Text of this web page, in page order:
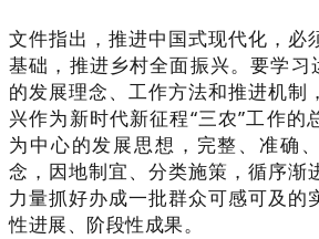
文件指出，推进中国式现代化，必
基础，推进乡村全面振兴。要学习
的发展理念、工作方法和推进机制
兴作为新时代新征程“三农”工作的
为中心的发展思想，完整、准确
念，因地制宜、分类施策，循序渐
力量抓好办成一批群众可感可及的
性进展、阶段性成果。